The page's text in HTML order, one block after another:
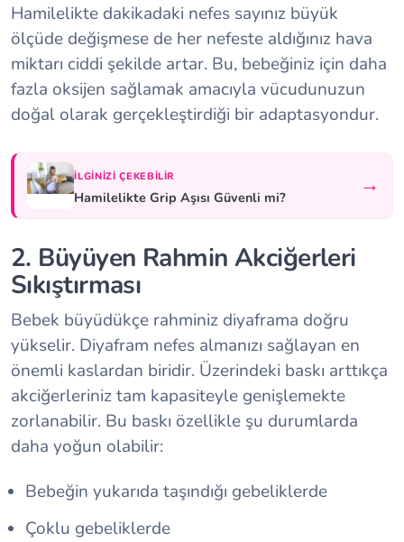
Hamilelikte dakikadaki nefes sayınız büyük
ölçüde değişmese de her nefeste aldığınız hava
miktarı ciddi şekilde artar. Bu, bebeğiniz için daha
fazla oksijen sağlamak amacıyla vücudunuzun
doğal olarak gerçekleştirdiği bir adaptasyondur.
İLGINIZI ÇEKEBILIR
Hamilelikte Grip Aşısı Güvenli mi? →
2. Büyüyen Rahmin Akciğerleri
Sıkıştırması
Bebek büyüdükçe rahminiz diyaframa doğru
yükselir. Diyafram nefes almanızı sağlayan en
önemli kaslardan biridir. Üzerindeki baskı arttıkça
akciğerleriniz tam kapasiteyle genişlemekte
zorlanabilir. Bu baskı özellikle şu durumlarda
daha yoğun olabilir:
Bebeğin yukarıda taşındığı gebeliklerde
Çoklu gebeliklerde